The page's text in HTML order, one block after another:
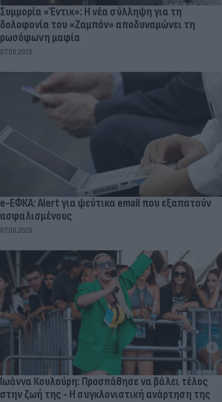
Συμμορία «Έντικ»: Η νέα σύλληψη για τη
δολοφονία του «Ζαμπόν» αποδυναμώνει τη
ρωσόφωνη μαφία
07.08.2026
e-ΕΦΚΑ: Alert για ψεύτικα email που εξαπατούν
ασφαλισμένους
07.08.2026
Ιωάννα Κουλούρη: Προσπάθησε να βάλει τέλος
στην ζωή της - Η συγκλονιστική ανάρτηση της